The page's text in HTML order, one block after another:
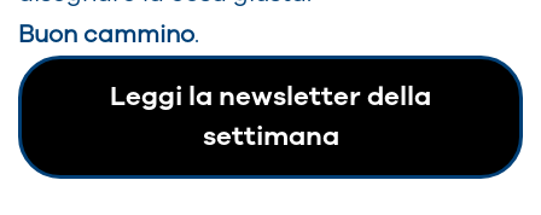
Buon cammino.
Leggi la newsletter della
settimana